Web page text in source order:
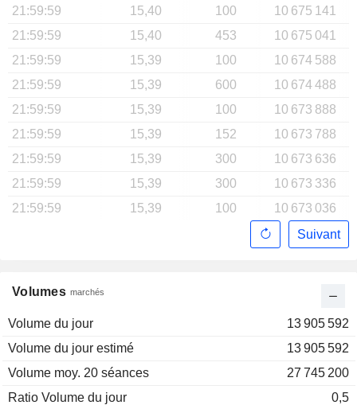
Volumes marchés
Volume du jour
13 905 592
Volume du jour estimé
13 905 592
Volume moy. 20 séances
27 745 200
Ratio Volume du jour
0,5
21:59:59
15,40 100
10 675 141
21:59:59
15,40 453
10 675 041
21:59:59
15,39 100
10 674 588
21:59:59
15,39 600
10 674 488
21:59:59
15,39 100
10 673 888
21:59:59
15,39 152
10 673 788
21:59:59
15,39 300
10 673 636
21:59:59
15,39 300
10 673 336
21:59:59
15,39 100
10 673 036
Suivant